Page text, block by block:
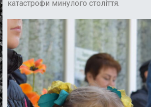
катастрофи минулого століття.